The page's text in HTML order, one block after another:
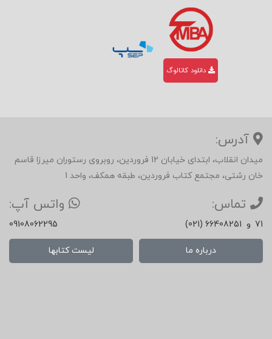
دانلود کاتالوگ
آدرس:
میدان انقلاب، ابتدای خیابان 12 فروردین، روبروی رستوران میرزا قاسم
خان رشتی، مجتمع کتاب فروردین، طبقه همکف، واحد 1
تماس:
(021) 66408251 و 71
واتس آپ:
09108062295
درباره ما لیست کتابها